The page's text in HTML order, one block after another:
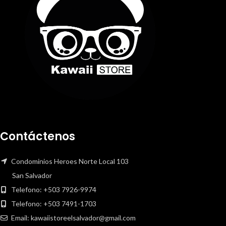
Contáctenos
Condominios Heroes Norte Local 103
San Salvador
Telefono: +503 7926-9974
Telefono: +503 7491-1703
Email: kawaiistoreelsalvador@gmail.com